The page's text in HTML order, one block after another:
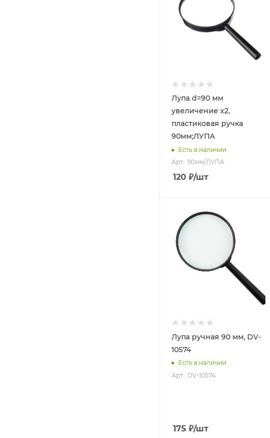
Лупа d=90 мм
увеличение x2,
пластиковая ручка
90мм;ЛУПА
Есть в наличии
Арт.: 90мм/ЛУПА
120 ₽/шт
Лупа ручная 90 мм, DV-
10574
Есть в наличии
Арт.: DV-10574
175 ₽/шт